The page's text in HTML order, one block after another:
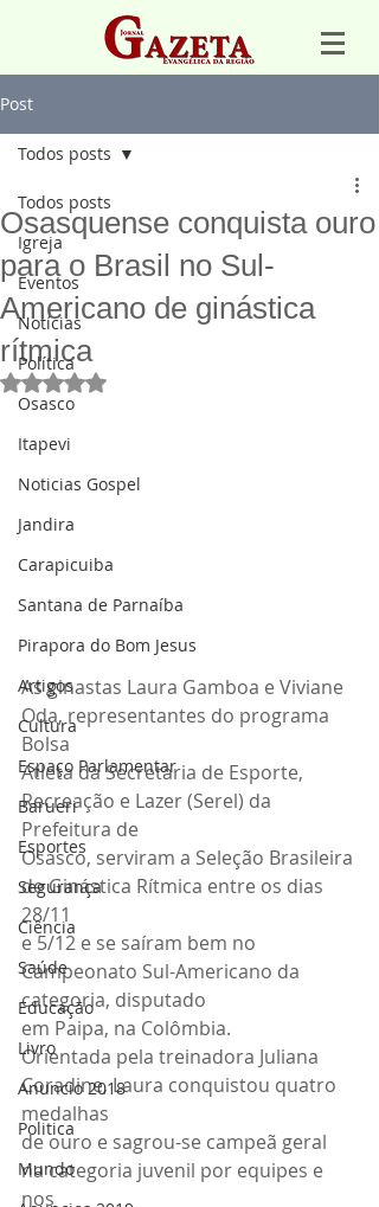
Post
Todos posts
Igreja
Eventos
Notícias
Política
Osasco
Itapevi
Noticias Gospel
Jandira
Carapicuiba
Santana de Parnaíba
Pirapora do Bom Jesus
Artigos
Cultura
Espaço Parlamentar
Barueri
Esportes
Segurança
Ciência
Saúde
Educação
Livro
Anuncio 2018
Politica
Mundo
Todos posts
Osasquense conquista ouro
para o Brasil no Sul-
Americano de ginástica
rítmica
Avaliado com NaN de 5 estrelas.
As ginastas Laura Gamboa e Viviane
Oda, representantes do programa
Bolsa
Atleta da Secretaria de Esporte,
Recreação e Lazer (Serel) da
Prefeitura de
Osasco, serviram a Seleção Brasileira
de Ginástica Rítmica entre os dias
28/11
e 5/12 e se saíram bem no
Campeonato Sul-Americano da
categoria, disputado
em Paipa, na Colômbia.
Orientada pela treinadora Juliana
Coradine, Laura conquistou quatro
medalhas
de ouro e sagrou-se campeã geral
na categoria juvenil por equipes e
nos